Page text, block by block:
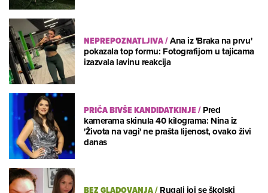
NEPREPOZNATLJIVA/Ana iz 'Braka na prvu'
pokazala top formu: Fotografijom u tajicama
izazvala lavinu reakcija
PRIČA BIVŠE KANDIDATKINJE/Pred
kamerama skinula 40 kilograma: Nina iz
'Života na vagi' ne prašta lijenost, ovako živi
danas
BEZ GLADOVANJA/Rugali joj se školski